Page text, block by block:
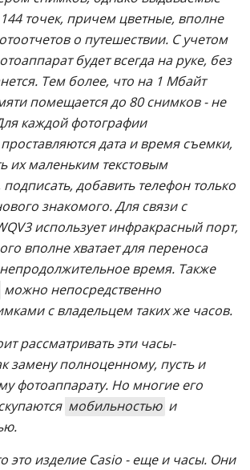
точек, причем цветные, вполне
о путешествии. С учетом
будет всегда на руке, без
Тем более, что на 1 Мбайт
помещается до 80 снимков - не
каждой фотографии
дата и время съемки,
их маленьким текстовым
добавить телефон только
знакомого. Для связи с
использует инфракрасный порт,
вполне хватает для переноса
время. Также
можно непосредственно
с владельцем таких же часов.
рассматривать эти часы-
замену полноценному, пусть и
фотоаппарату. Но многие его
мобильностью и
это изделие Casio - еще и часы. Они